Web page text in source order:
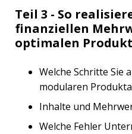
Teil 3 - So
finanziellen
optimalen
Welche Schritte Sie
modularen
Inhalte und
Welche Fehler